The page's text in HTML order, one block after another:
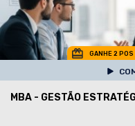
GANHE 2 POS
MBA - GESTÃO